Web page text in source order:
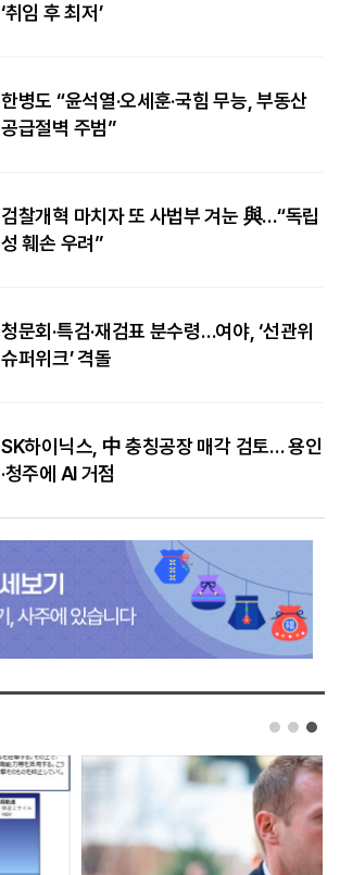
‘취임 후 최저’
한병도 “윤석열·오세훈·국힘 무능, 부동산
공급절벽 주범”
검찰개혁 마치자 또 사법부 겨눈 與…“독립
성 훼손 우려”
청문회·특검·재검표 분수령…여야, ‘선관위
슈퍼위크’ 격돌
SK하이닉스, 中 충칭공장 매각 검토… 용인
·청주에 AI 거점